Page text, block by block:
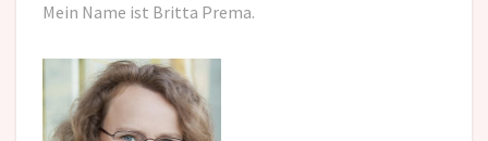
Mein Name ist Britta Prema.